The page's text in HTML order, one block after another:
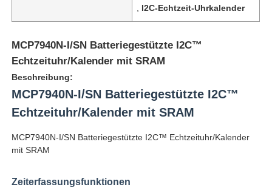
I2C-Echtzeit-Uhrkalender
MCP7940N-I/SN Batteriegestützte I2C™
Echtzeituhr/Kalender mit SRAM
Beschreibung:
MCP7940N-I/SN Batteriegestützte I2C™
Echtzeituhr/Kalender mit SRAM
MCP7940N-I/SN Batteriegestützte I2C™ Echtzeituhr/Kalender
mit SRAM
Zeiterfassungsfunktionen